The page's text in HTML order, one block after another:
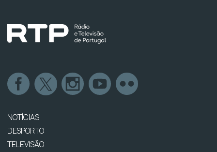
NOTÍCIAS
DESPORTO
TELEVISÃO